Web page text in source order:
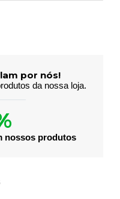
por nós!
da nossa loja.
nossos produtos